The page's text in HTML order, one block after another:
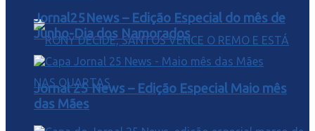
Jornal25News – Edição Especial do mês de
Junho-Dia dos Namorados
Jornal 25 News – Edição Especial Maio mês
das Mães